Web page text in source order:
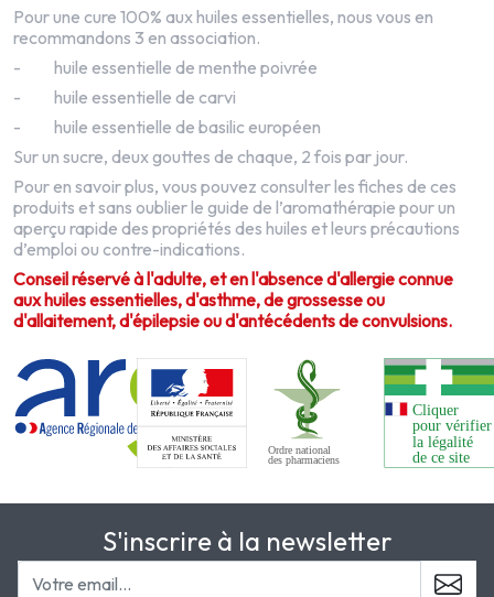
Pour une cure 100% aux huiles essentielles, nous vous en
recommandons 3 en association.
-
huile essentielle de menthe poivrée
-
huile essentielle de carvi
-
huile essentielle de basilic européen
Sur un sucre, deux gouttes de chaque, 2 fois par jour.
Pour en savoir plus, vous pouvez consulter les fiches de ces
produits et sans oublierle guide de l’aromathérapie pour un
aperçu rapide des propriétés des huiles et leurs précautions
d’emploi ou contre-indications.
Conseil réservé à l'adulte, et en l'absence d'allergie connue
aux huiles essentielles, d'asthme, de grossesse ou
d'allaitement, d'épilepsie ou d'antécédents de convulsions.
S'inscrire à la newsletter